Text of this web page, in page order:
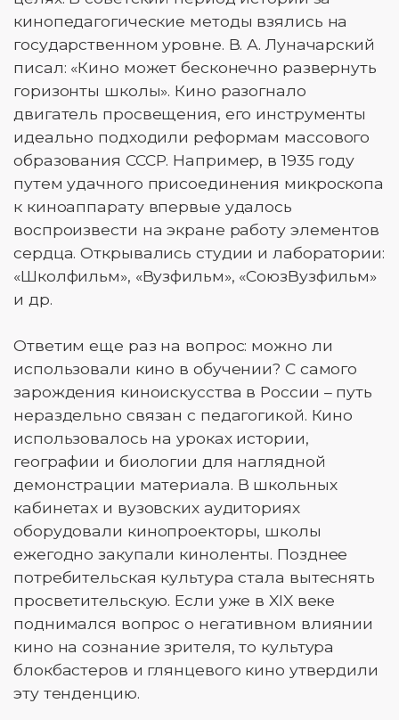
кинопедагогические методы взялись на
государственном уровне. В. А. Луначарский
писал: «Кино может бесконечно развернуть
горизонты школы». Кино разогнало
двигатель просвещения, его инструменты
идеально подходили реформам массового
образования СССР. Например, в 1935 году
путем удачного присоединения микроскопа
к киноаппарату впервые удалось
воспроизвести на экране работу элементов
сердца. Открывались студии и лаборатории:
«Школфильм», «Вузфильм», «СоюзВузфильм»
и др.
Ответим еще раз на вопрос: можно ли
использовали кино в обучении? С самого
зарождения киноискусства в России – путь
нераздельно связан с педагогикой. Кино
использовалось на уроках истории,
географии и биологии для наглядной
демонстрации материала. В школьных
кабинетах и вузовских аудиториях
оборудовали кинопроекторы, школы
ежегодно закупали киноленты. Позднее
потребительская культура стала вытеснять
просветительскую. Если уже в XIX веке
поднимался вопрос о негативном влиянии
кино на сознание зрителя, то культура
блокбастеров и глянцевого кино утвердили
эту тенденцию.